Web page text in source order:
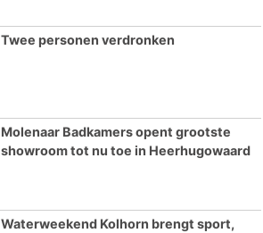
Twee personen verdronken
Molenaar Badkamers opent grootste
showroom tot nu toe in Heerhugowaard
Waterweekend Kolhorn brengt sport,